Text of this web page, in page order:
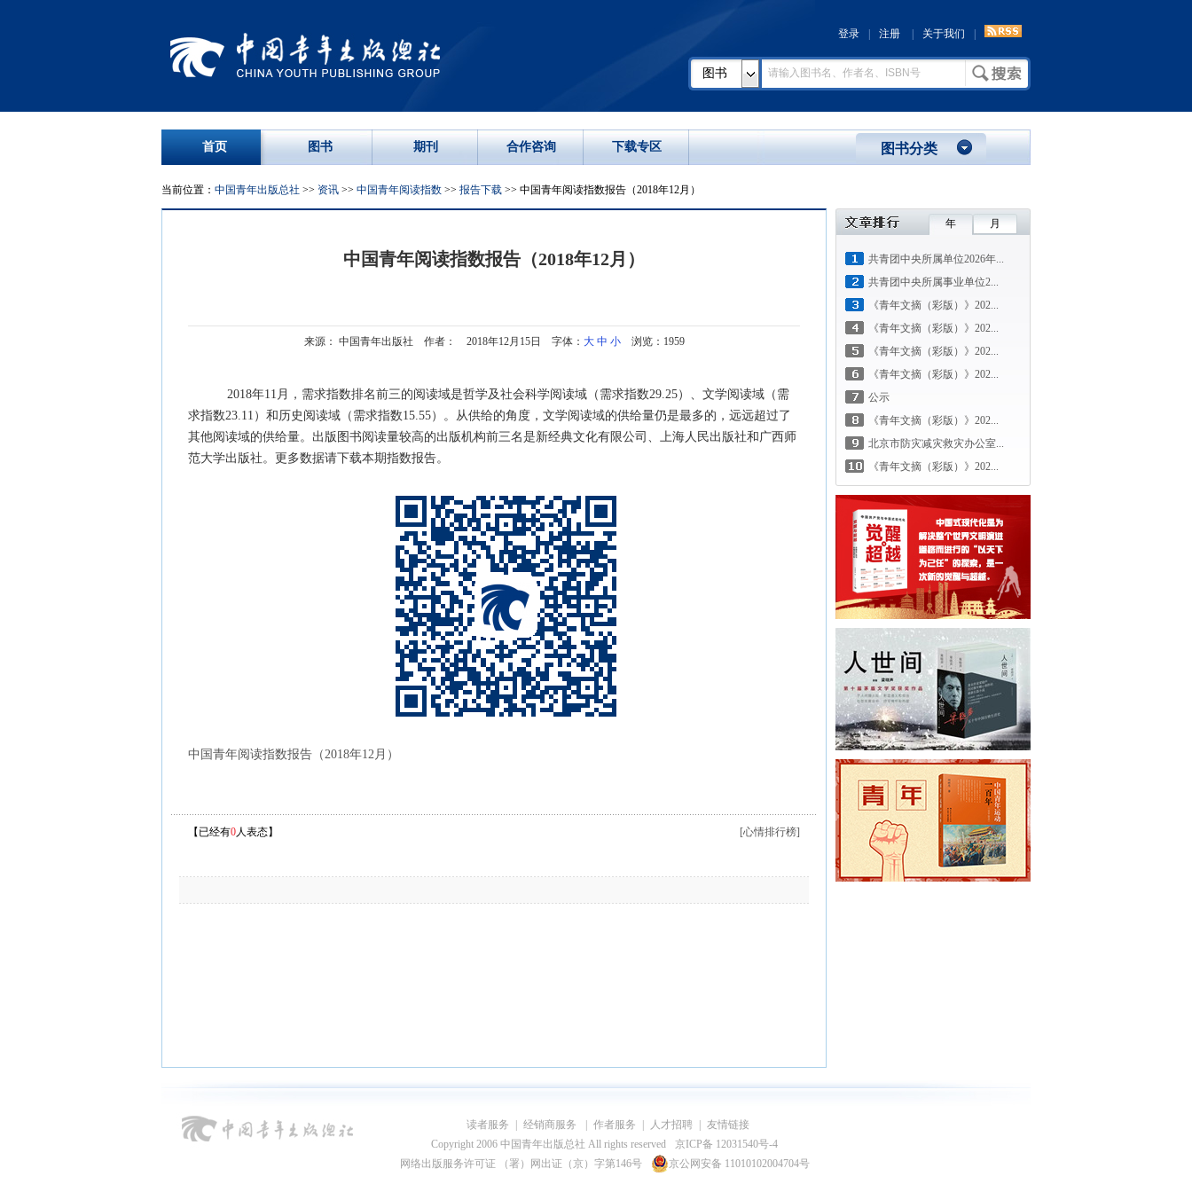
登录 注册 关于我们
图书
首页 图书 期刊 合作咨询 下载专区 图书分类
当前位置： 中国青年出版总社 >> 资讯 >> 中国青年阅读指数 >> 报告下载 >> 中国青年阅读指数报告（2018年12月）
中国青年阅读指数报告（2018年12月）
来源： 中国青年出版社 作者： 2018年12月15日 字体： 大 中 小浏览：1959
2018年11月，需求指数排名前三的阅读域是哲学及社会科学阅读域（需求指数29.25）、文学阅读域（需
求指数23.11）和历史阅读域（需求指数15.55）。从供给的角度，文学阅读域的供给量仍是最多的，远远超过了
其他阅读域的供给量。出版图书阅读量较高的出版机构前三名是新经典文化有限公司、上海人民出版社和广西师
范大学出版社。更多数据请下载本期指数报告。
中国青年阅读指数报告（2018年12月）
[心情排行榜]
【已经有0人表态】
年 月
共青团中央所属单位2026年...
共青团中央所属事业单位2...
《青年文摘（彩版）》202...
《青年文摘（彩版）》202...
《青年文摘（彩版）》202...
《青年文摘（彩版）》202...
公示
《青年文摘（彩版）》202...
北京市防灾减灾救灾办公室...
《青年文摘（彩版）》202...
读者服务 经销商服务 作者服务 人才招聘
友情链接
Copyright 2006 中国青年出版总社 All rights reserved
京ICP备 12031540号-4
网络出版服务许可证 （署）网出证（京）字第146号
京公网安备 11010102004704号